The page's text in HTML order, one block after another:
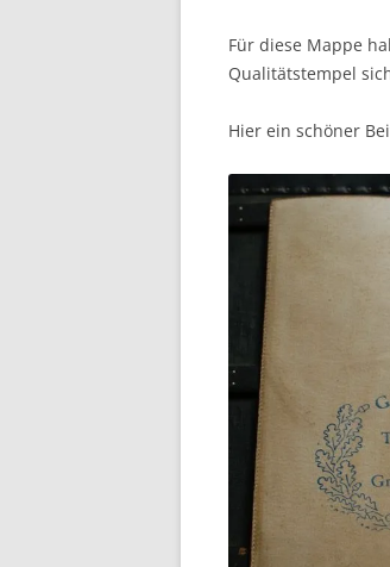
Für diese Mappe
Qualitätstempel
Hier ein schöner